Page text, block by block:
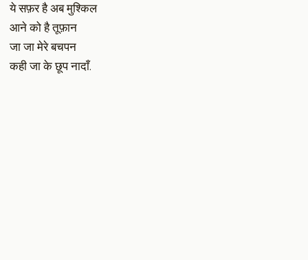
ये सफ़र है अब मुश्किल
आने को है तूफ़ान
जा जा मेरे बचपन
कही जा के छूप नादाँ.